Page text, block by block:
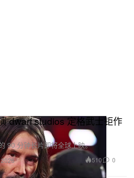
dwarf studios 定格武士钜作
90 分钟长片即将全球上映。
510 0